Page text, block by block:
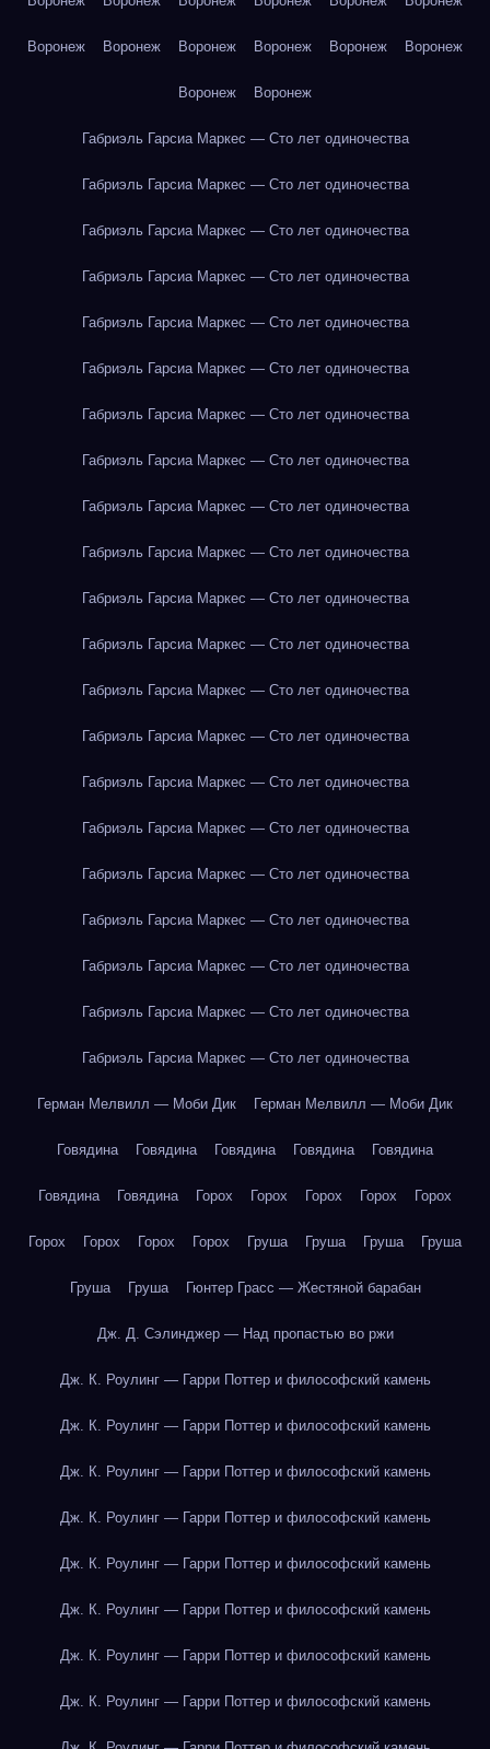
Воронеж Воронеж Воронеж Воронеж Воронеж Воронеж
Воронеж Воронеж
Габриэль Гарсиа Маркес — Сто лет одиночества
Габриэль Гарсиа Маркес — Сто лет одиночества
Габриэль Гарсиа Маркес — Сто лет одиночества
Габриэль Гарсиа Маркес — Сто лет одиночества
Габриэль Гарсиа Маркес — Сто лет одиночества
Габриэль Гарсиа Маркес — Сто лет одиночества
Габриэль Гарсиа Маркес — Сто лет одиночества
Габриэль Гарсиа Маркес — Сто лет одиночества
Габриэль Гарсиа Маркес — Сто лет одиночества
Габриэль Гарсиа Маркес — Сто лет одиночества
Габриэль Гарсиа Маркес — Сто лет одиночества
Габриэль Гарсиа Маркес — Сто лет одиночества
Габриэль Гарсиа Маркес — Сто лет одиночества
Габриэль Гарсиа Маркес — Сто лет одиночества
Габриэль Гарсиа Маркес — Сто лет одиночества
Габриэль Гарсиа Маркес — Сто лет одиночества
Габриэль Гарсиа Маркес — Сто лет одиночества
Габриэль Гарсиа Маркес — Сто лет одиночества
Габриэль Гарсиа Маркес — Сто лет одиночества
Габриэль Гарсиа Маркес — Сто лет одиночества
Габриэль Гарсиа Маркес — Сто лет одиночества
Герман Мелвилл — Моби Дик Герман Мелвилл — Моби Дик
Говядина Говядина Говядина Говядина Говядина
Говядина Говядина Горох Горох Горох Горох Горох
Горох Горох Горох Горох Груша Груша Груша Груша
Груша Груша Гюнтер Грасс — Жестяной барабан
Дж. Д. Сэлинджер — Над пропастью во ржи
Дж. К. Роулинг — Гарри Поттер и философский камень
Дж. К. Роулинг — Гарри Поттер и философский камень
Дж. К. Роулинг — Гарри Поттер и философский камень
Дж. К. Роулинг — Гарри Поттер и философский камень
Дж. К. Роулинг — Гарри Поттер и философский камень
Дж. К. Роулинг — Гарри Поттер и философский камень
Дж. К. Роулинг — Гарри Поттер и философский камень
Дж. К. Роулинг — Гарри Поттер и философский камень